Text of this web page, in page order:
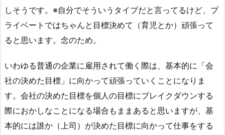
しそうです。※自分でそういうタイプだと言ってるけど、プ
ライベートではちゃんと目標決めて（育児とか）頑張って
ると思います。念のため。
いわゆる普通の企業に雇用されて働く際は、基本的に「会
社の決めた目標」に向かって頑張っていくことになりま
す。会社の決めた目標を個人の目標にブレイクダウンする
際におかしなことになる場合もままあると思いますが、基
本的には誰か（上司）が決めた目標に向かって仕事をする